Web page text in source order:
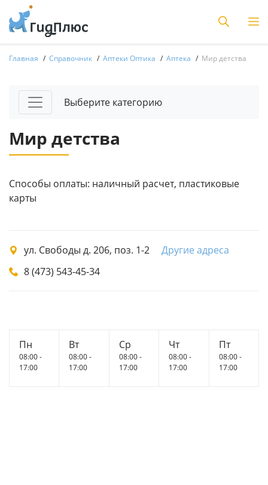
Главная Справочник Аптеки Оптика Аптека Мир детства
Выберите категорию
Мир детства
Способы оплаты: наличный расчет, пластиковые
карты
ул. Свободы д. 206, поз. 1-2
Другие адреса
8 (473) 543-45-34
Пн
08:00 -
17:00
Вт
08:00 -
17:00
Ср
08:00 -
17:00
Чт
08:00 -
17:00
Пт
08:00 -
17:00